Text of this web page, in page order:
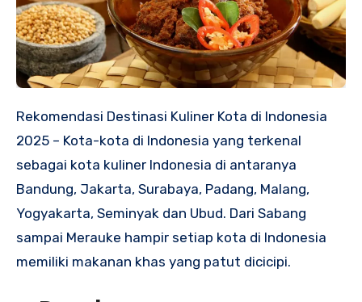
Rekomendasi Destinasi Kuliner Kota di Indonesia
2025 – Kota-kota di Indonesia yang terkenal
sebagai kota kuliner Indonesia di antaranya
Bandung, Jakarta, Surabaya, Padang, Malang,
Yogyakarta, Seminyak dan Ubud. Dari Sabang
sampai Merauke hampir setiap kota di Indonesia
memiliki makanan khas yang patut dicicipi.